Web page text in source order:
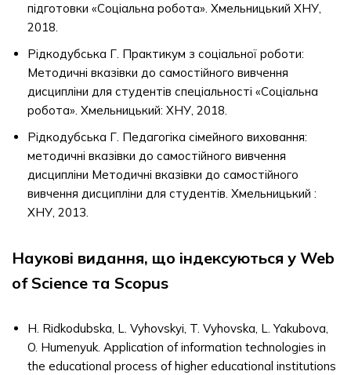
підготовки «Соціальна робота». Хмельницький ХНУ,
2018.
Рідкодубська Г. Практикум з соціальної роботи:
Методичні вказівки до самостійного вивчення
дисципліни для студентів спеціальності «Соціальна
робота». Хмельницький: ХНУ, 2018.
Рідкодубська Г. Педагогіка сімейного виховання:
методичні вказівки до самостійного вивчення
дисципліни Методичні вказівки до самостійного
вивчення дисципліни для студентів. Хмельницький :
ХНУ, 2013.
Наукові видання, що індексуються у Web
of Science та Scopus
H. Ridkodubska, L. Vyhovskyi, T. Vyhovska, L. Yakubova,
O. Humenyuk. Application of information technologies in
the educational process of higher educational institutions